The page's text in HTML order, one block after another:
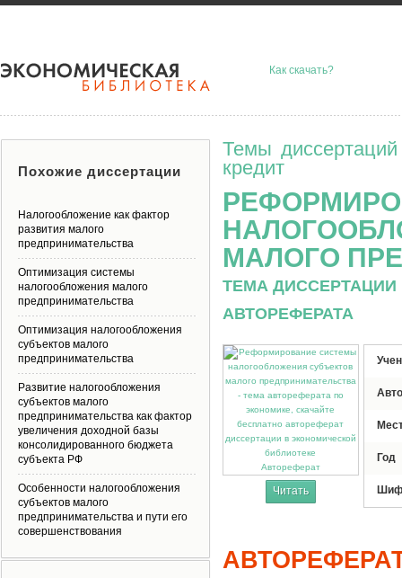
Как скачать?
Темы
кредит
МАЛОГО
ТЕМА
АВТОРЕФЕРАТА
Автореферат
Читать
Год
Похожие диссертации
Налогообложение как фактор
развития малого
предпринимательства
Оптимизация системы
налогообложения малого
предпринимательства
Оптимизация налогообложения
субъектов малого
предпринимательства
Развитие налогообложения
субъектов малого
предпринимательства как фактор
увеличения доходной базы
консолидированного бюджета
субъекта РФ
Особенности налогообложения
субъектов малого
предпринимательства и пути его
совершенствования